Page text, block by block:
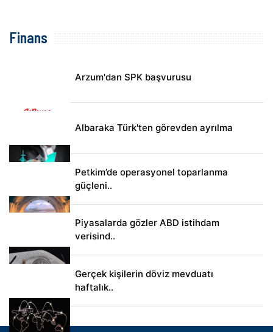
Finans
Arzum'dan SPK başvurusu
Albaraka Türk'ten görevden ayrılma
Petkim’de operasyonel toparlanma
güçleni..
Piyasalarda gözler ABD istihdam
verisind..
Gerçek kişilerin döviz mevduatı
haftalık..